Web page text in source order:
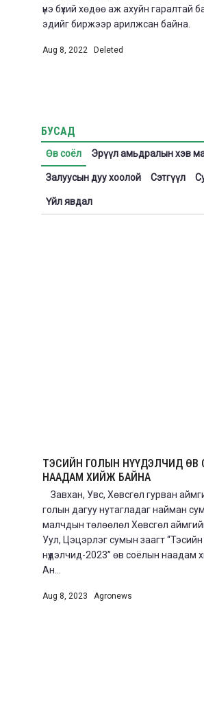
үнэ бүхий хөдөө аж ахуйн гаралтай
эдийг биржээр арилжсан байна.
Aug 8, 2022 Deleted
БУСАД
Өв соёл Эрүүл амьдралын хэв
Залуусын дуу хоолой Сэтгүүл
Үйл явдал
ТЭСИЙН ГОЛЫН НҮҮДЭЛЧИД ӨВ
НААДАМ ХИЙЖ БАЙНА
Завхан, Увс, Хөвсгөл гурван
голын дагуу нутагладаг найман
малчдын төлөөлөл Хөвсгөл
Уул, Цэцэрлэг сумын заагт
нүүдэлчид-2023” өв соёлын наадам
Ан...
Aug 8, 2023 Agronews